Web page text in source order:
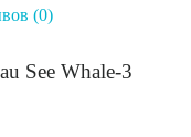
(0)